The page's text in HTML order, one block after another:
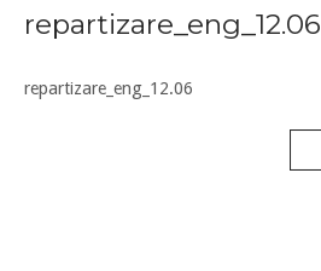
repartizare_eng_12.06
repartizare_eng_12.06